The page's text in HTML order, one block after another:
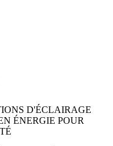
D'ÉCLAIRAGE
ÉNERGIE POUR